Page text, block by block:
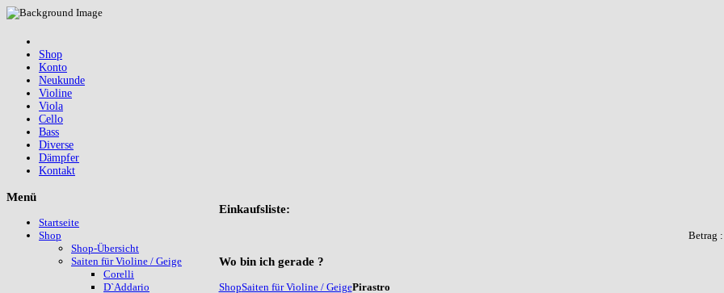
Shop
Konto
Neukunde
Violine
Viola
Cello
Bass
Diverse
Dämpfer
Kontakt
Einkaufsliste:
Betrag :
Wo bin ich gerade ?
ShopSaiten für Violine / GeigePirastro
Menü
Startseite
Shop
Shop-Übersicht
Saiten für Violine / Geige
Corelli
D`Addario